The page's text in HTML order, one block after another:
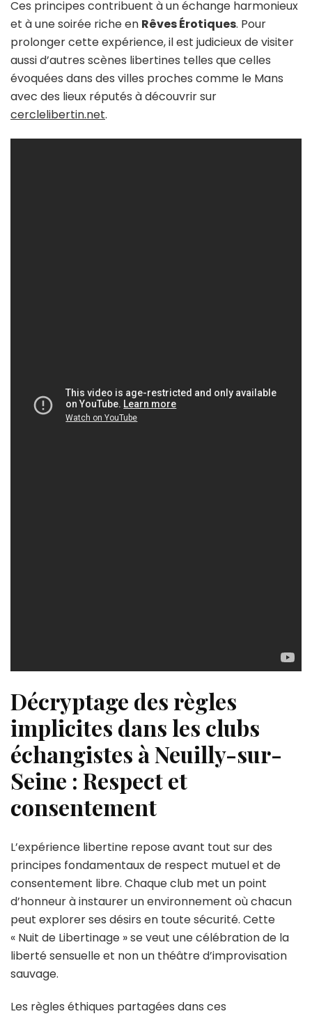
Ces principes contribuent à un échange harmonieux
et à une soirée riche en Rêves Érotiques. Pour
prolonger cette expérience, il est judicieux de visiter
aussi d’autres scènes libertines telles que celles
évoquées dans des villes proches comme le Mans
avec des lieux réputés à découvrir sur
cerclelibertin.net.
Décryptage des règles
implicites dans les clubs
échangistes à Neuilly-sur-
Seine : Respect et
consentement
L’expérience libertine repose avant tout sur des
principes fondamentaux de respect mutuel et de
consentement libre. Chaque club met un point
d’honneur à instaurer un environnement où chacun
peut explorer ses désirs en toute sécurité. Cette
« Nuit de Libertinage » se veut une célébration de la
liberté sensuelle et non un théâtre d’improvisation
sauvage.
Les règles éthiques partagées dans ces